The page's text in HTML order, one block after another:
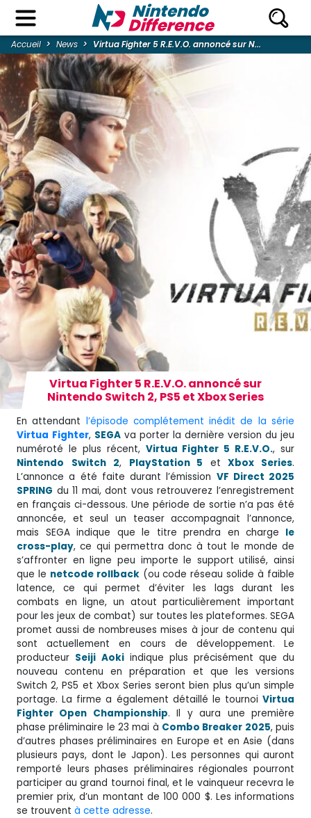
Accueil News Virtua Fighter 5 R.E.V.O. annoncé sur N...
Virtua Fighter 5 R.E.V.O. annoncé sur
Nintendo Switch 2, PS5 et Xbox Series
En attendant l’épisode complétement inédit de la série
Virtua Fighter, SEGA va porter la dernière version du jeu
numéroté le plus récent, Virtua Fighter 5 R.E.V.O., sur
Nintendo
Switch 2, PlayStation 5 etXbox Series.
L’annonce a été faite durant l’émission VF Direct 2025
SPRING du 11 mai, dont vous retrouverez l’enregistrement
en français ci-dessous. Une période de sortie n’a pas été
annoncée, et seul un teaser accompagnait l’annonce,
mais SEGA indique que le titre prendra en charge le
cross-play, ce qui permettra donc à tout le monde de
s’affronter en ligne peu importe le support utilisé, ainsi
que le netcode rollback(ou code réseau solide à faible
latence, ce qui permet d’éviter les lags durant les
combats en ligne, un atout particulièrement important
pour les jeux de combat) sur toutes les plateformes. SEGA
promet aussi de nombreuses mises à jour de contenu qui
sont actuellement en cours de développement. Le
producteur Seiji Aoki indique plus précisément que du
nouveau contenu en préparation et que les versions
Switch 2, PS5 et Xbox Series seront bien plus qu’un simple
portage. La firme a également détaillé le tournoi Virtua
Fighter Open Championship. Il y aura une première
phase préliminaire le 23 mai à Combo Breaker 2025, puis
d’autres phases préliminaires en Europe et en Asie (dans
plusieurs pays, dont le Japon). Les personnes qui auront
remporté leurs phases préliminaires régionales pourront
participer au grand tournoi final, et le vainqueur recevra le
premier prix, d’un montant de 100 000 $. Les informations
se trouvent à cette adresse.